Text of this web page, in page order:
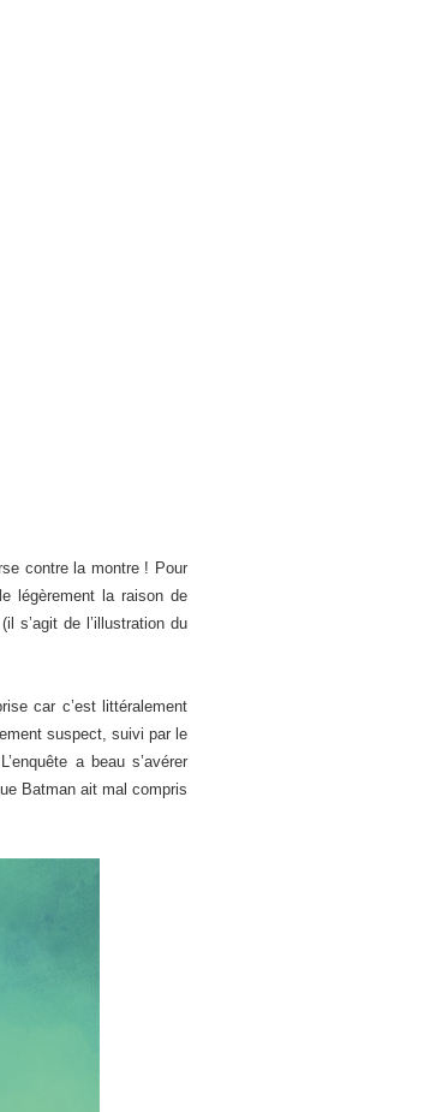
contre la montre ! Pour
légèrement la raison de
s’agit de l’illustration du
car c’est littéralement
suspect, suivi par le
a beau s’avérer
Batman ait mal compris